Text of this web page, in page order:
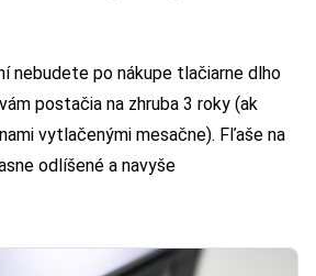
nebudete po nákupe tlačiarne dlho
postačia na zhruba 3 roky (ak
vytlačenými mesačne). Fľaše na
odlíšené a navyše